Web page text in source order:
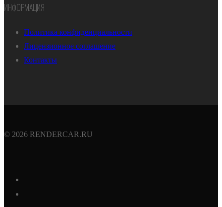
ИНФОРМАЦИЯ
Политика конфиденциальности
Лицензионное соглашение
Контакты
© 2026 RENDERCAR.RU